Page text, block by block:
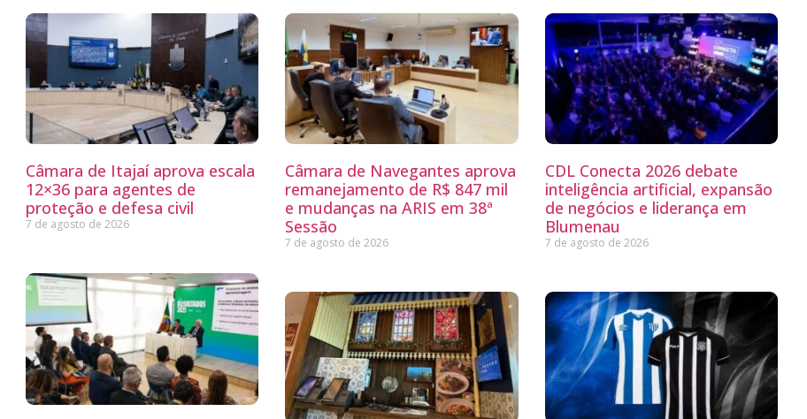
Câmara de Itajaí aprova escala
12×36 para agentes de
proteção e defesa civil
7 de agosto de 2026
Câmara de Navegantes aprova
remanejamento de R$ 847 mil
e mudanças na ARIS em 38ª
Sessão
7 de agosto de 2026
CDL Conecta 2026 debate
inteligência artificial, expansão
de negócios e liderança em
Blumenau
7 de agosto de 2026